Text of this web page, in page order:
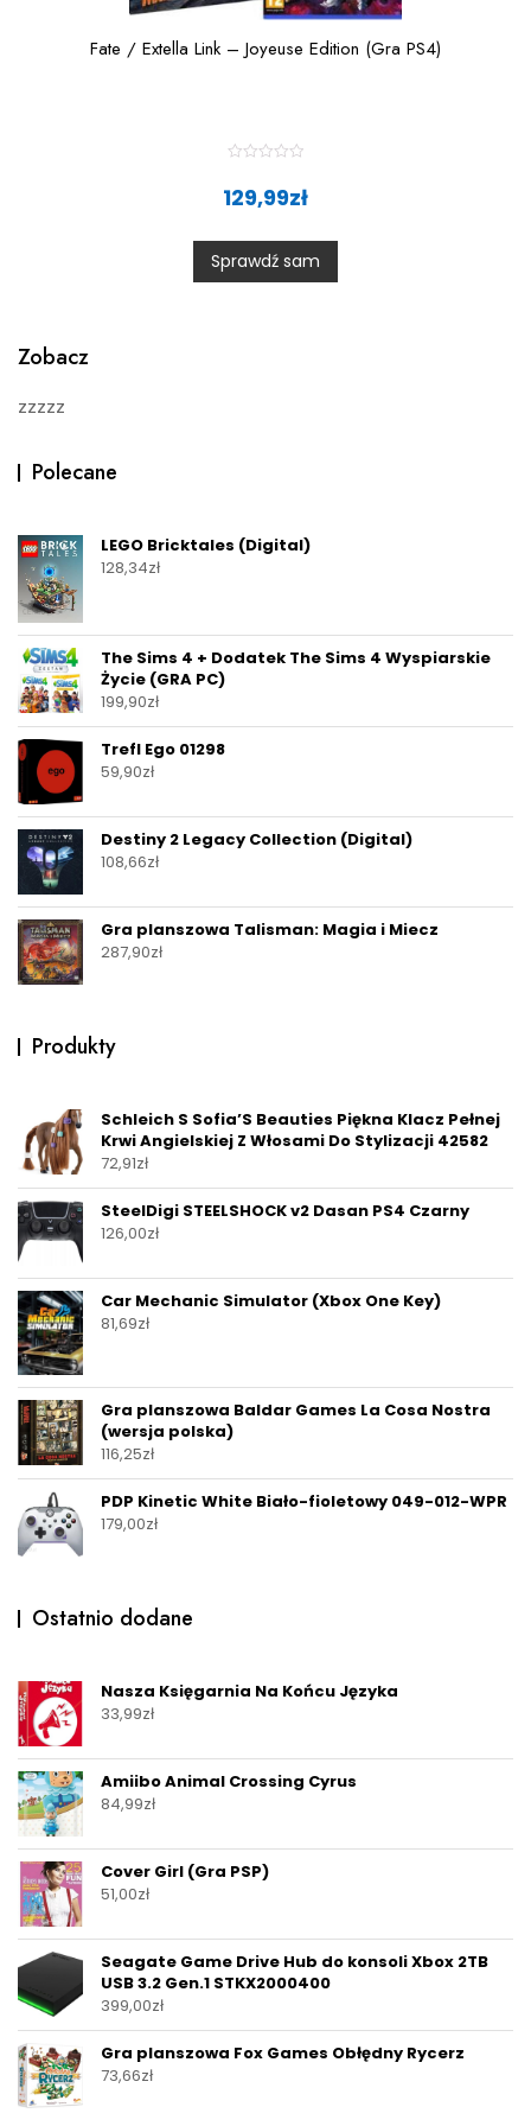
Fate / Extella Link – Joyeuse Edition (Gra PS4)
0
o
u
t
129,99zł
Sprawdź sam
Zobacz
zzzzz
Polecane
LEGO Bricktales (Digital)
128,34zł
The Sims 4 + Dodatek The Sims 4 Wyspiarskie
Życie (GRA PC)
199,90zł
Trefl Ego 01298
59,90zł
Destiny 2 Legacy Collection (Digital)
108,66zł
Gra planszowa Talisman: Magia i Miecz
287,90zł
Produkty
Schleich S Sofia’S Beauties Piękna Klacz Pełnej
Krwi Angielskiej Z Włosami Do Stylizacji 42582
72,91zł
SteelDigi STEELSHOCK v2 Dasan PS4 Czarny
126,00zł
Car Mechanic Simulator (Xbox One Key)
81,69zł
Gra planszowa Baldar Games La Cosa Nostra
(wersja polska)
116,25zł
PDP Kinetic White Biało-fioletowy 049-012-WPR
179,00zł
Ostatnio dodane
Nasza Księgarnia Na Końcu Języka
33,99zł
Amiibo Animal Crossing Cyrus
84,99zł
Cover Girl (Gra PSP)
51,00zł
Seagate Game Drive Hub do konsoli Xbox 2TB
USB 3.2 Gen.1 STKX2000400
399,00zł
Gra planszowa Fox Games Obłędny Rycerz
73,66zł